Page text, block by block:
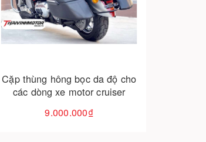
Cặp thùng hông bọc da độ cho
các dòng xe motor cruiser
9.000.000₫
Cho vào giỏ hàng